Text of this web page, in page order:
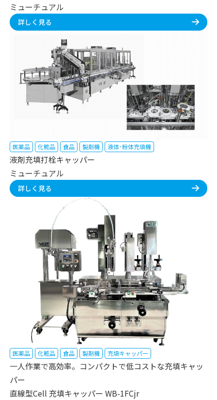
ミューチュアル
詳しく見る
医薬品 化粧品 食品 製剤機 液体･粉体充填機
液剤充填打栓キャッパー
ミューチュアル
詳しく見る
医薬品 化粧品 食品 製剤機 充填キャッパー
一人作業で高効率。コンパクトで低コストな充填キャッ
パー
直線型Cell 充填キャッパー WB-1FCjr